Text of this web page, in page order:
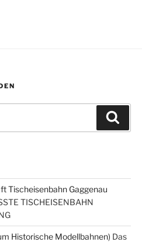
Tischeisenbahn Gaggenau
TISCHEISENBAHN
Historische Modellbahnen) Das